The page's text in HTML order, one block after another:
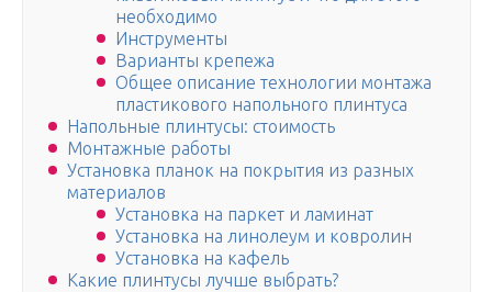
необходимо
Инструменты
Варианты крепежа
Общее описание технологии монтажа
пластикового напольного плинтуса
Напольные плинтусы: стоимость
Монтажные работы
Установка планок на покрытия из разных
материалов
Установка на паркет и ламинат
Установка на линолеум и ковролин
Установка на кафель
Какие плинтусы лучше выбрать?